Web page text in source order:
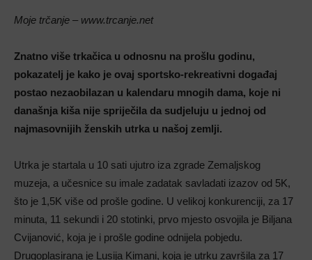
Moje trčanje – www.trcanje.net
Znatno više trkačica u odnosnu na prošlu godinu,
pokazatelj je kako je ovaj sportsko-rekreativni događaj
postao nezaobilazan u kalendaru mnogih dama, koje ni
današnja kiša nije spriječila da sudjeluju u jednoj od
najmasovnijih ženskih utrka u našoj zemlji.
Utrka je startala u 10 sati ujutro iza zgrade Zemaljskog
muzeja, a učesnice su imale zadatak savladati izazov od 5K,
što je 1,5K više od prošle godine. U velikoj konkurenciji, za 17
minuta, 11 sekundi i 20 stotinki, prvo mjesto osvojila je Biljana
Cvijanović, koja je i prošle godine odnijela pobjedu.
Drugoplasirana je Lusija Kimani, koja je utrku završila za 17